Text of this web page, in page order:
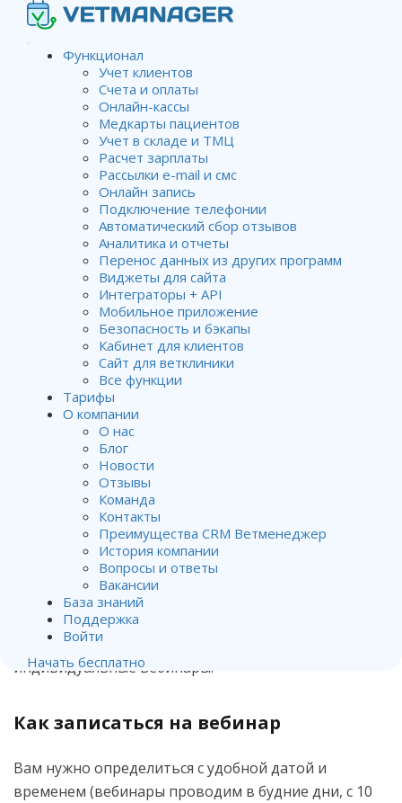
Функционал
Учет клиентов
Счета и оплаты
Онлайн-кассы
Медкарты пациентов
Учет в складе и ТМЦ
Расчет зарплаты
Рассылки e-mail и смс
Онлайн запись
Подключение телефонии
Автоматический сбор отзывов
Аналитика и отчеты
Перенос данных из других программ
Виджеты для сайта
Интеграторы + API
Мобильное приложение
Безопасность и бэкапы
Кабинет для клиентов
Сайт для ветклиники
Все функции
Тарифы
О компании
О нас
Блог
Новости
Отзывы
Команда
Контакты
Преимущества CRM Ветменеджер
История компании
Вопросы и ответы
Вакансии
База знаний
Поддержка
Войти
Начать бесплатно
Ветменеджер проводит
бесплатные индивидуальные
вебинары для клиник
Алена Матвейчук.
19.05.2023.
Если вы только начали знакомство с программой и
у вас накопились вопросы, или же вы уже давно
работаете с Ветменеджером, но не освоили какой-
либо из модулей, мы готовы вам помочь.
Поддержка Ветменеджер проводит
индивидуальные вебинары.
Как записаться на вебинар
Вам нужно определиться с удобной датой и
временем (вебинары проводим в будние дни, с 10